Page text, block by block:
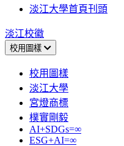
淡江大學首頁刊頭
淡江校徽
校用圖樣
校用圖樣
淡江大學
宮燈商標
樸實剛毅
AI+SDGs=∞
ESG+AI=∞